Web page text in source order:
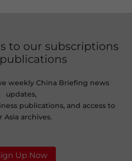
to our subscriptions
weekly China Briefing news
updates,
publications, and access to
Asia archives.
Up Now